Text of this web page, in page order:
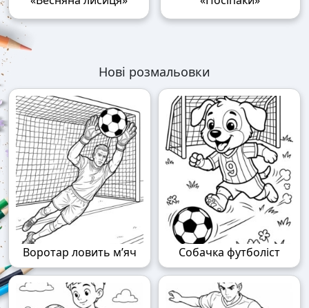
Нові розмальовки
Воротар ловить м’яч Собачка футболіст